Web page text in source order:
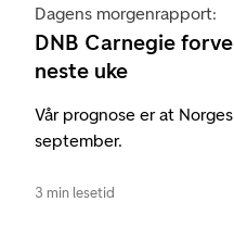
Dagens morgenrapport:
DNB Carnegie
neste uke
Vår prognose er at
september.
3 min lesetid